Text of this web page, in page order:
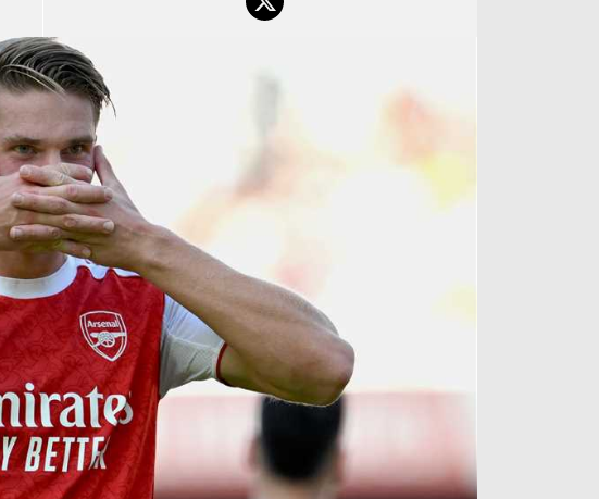
الدوري السعودي للمحترفين
دوري أبطال أوروبا
دوري أبطال إفريقيا